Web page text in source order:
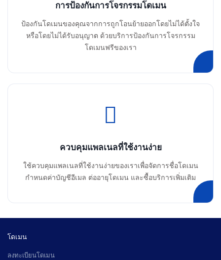
การป้องกันการโจรกรรมโดเมน
ป้องกันโดเมนของคุณจากการถูกโอนย้ายออกโดยไม่ได้ตั้งใจ
หรือโดยไม่ได้รับอนุญาต ด้วยบริการป้องกันการโจรกรรม
โดเมนฟรีของเรา
ควบคุมแพลเนลที่ใช้งานง่าย
ใช้ควบคุมแพลเนลที่ใช้งานง่ายของเราเพื่อจัดการชื่อโดเมน
กำหนดค่าบัญชีอีเมล ต่ออายุโดเมน และซื้อบริการเพิ่มเติม
โดเมน
ลงทะเบียนโดเมน